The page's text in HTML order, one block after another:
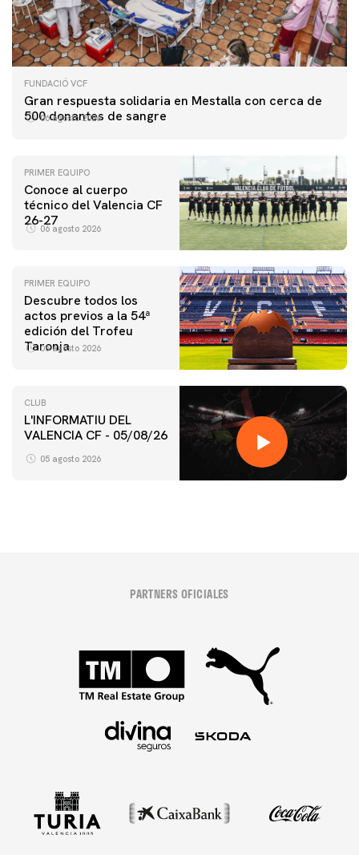
FUNDACIÓ VCF
Gran respuesta solidaria en Mestalla con cerca de
500 donantes de sangre
06 agosto 2026
PRIMER EQUIPO
Conoce al cuerpo
técnico del Valencia CF
26-27
06 agosto 2026
PRIMER EQUIPO
Descubre todos los
actos previos a la 54ª
edición del Trofeu
Taronja
06 agosto 2026
CLUB
L'INFORMATIU DEL
VALENCIA CF - 05/08/26
05 agosto 2026
PARTNERS OFICIALES